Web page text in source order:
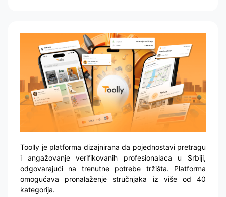
Toolly je platforma dizajnirana da pojednostavi pretragu
i angažovanje verifikovanih profesionalaca u Srbiji,
odgovarajući na trenutne potrebe tržišta. Platforma
omogućava pronalaženje stručnjaka iz više od 40
kategorija.